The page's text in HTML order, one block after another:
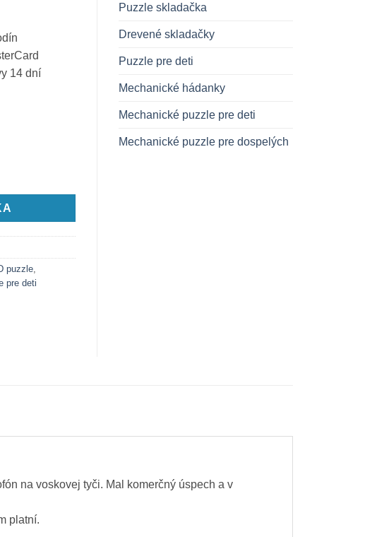
14 dní
puzzle,
pre deti
Puzzle skladačka
Drevené skladačky
Puzzle pre deti
Mechanické hádanky
Mechanické puzzle pre deti
Mechanické puzzle pre dospelých
na voskovej tyči. Mal komerčný úspech a v
platní.